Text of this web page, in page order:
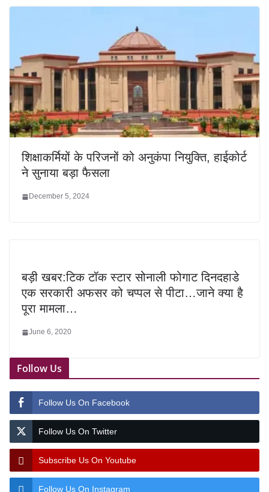
शिक्षाकर्मियों के परिजनों को अनुकंपा नियुक्ति, हाईकोर्ट
ने सुनाया बड़ा फैसला
December 5, 2024
बड़ी खबर:टिक टॉक स्टार सोनाली फोगाट दिनदहाडे
एक सरकारी अफसर को चप्पल से पीटा…जाने क्या है
पूरा मामला…
June 6, 2020
Follow Us
Follow Us On Facebook
Follow Us On Twitter
Subscribe Us On Youtube
Follow Us On Instagram